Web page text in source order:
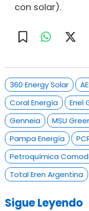
con solar).
360 Energy Solar
Coral Energía
Enel
Genneia
MSU
Pampa Energía
Petroquímica
Total Eren Argentina
Sigue Leyendo